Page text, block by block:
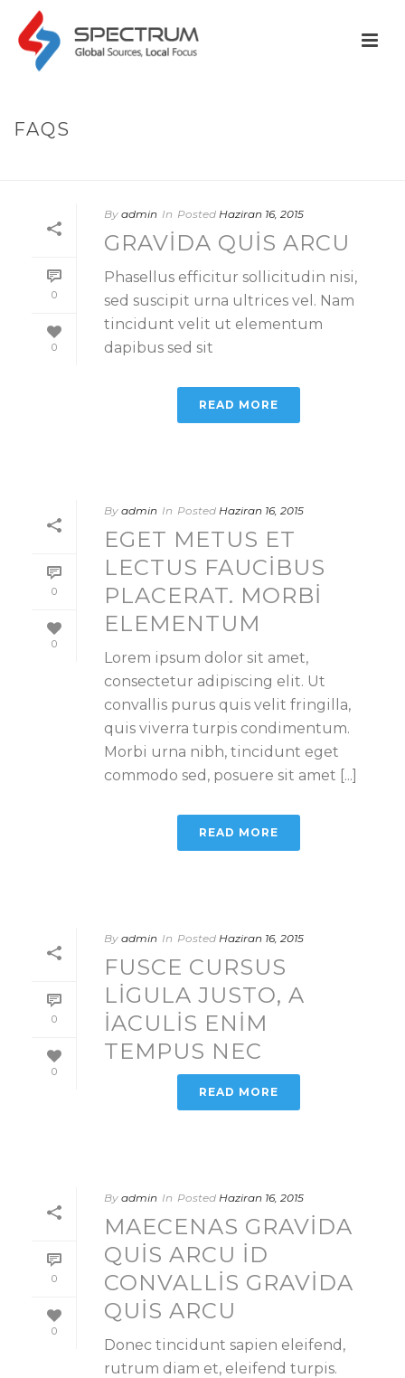
FAQS
0
0
By admin In Posted Haziran 16, 2015
GRAVIDA QUIS ARCU
Phasellus efficitur sollicitudin nisi,
sed suscipit urna ultrices vel. Nam
tincidunt velit ut elementum
dapibus sed sit
READ MORE
0
0
By admin In Posted Haziran 16, 2015
EGET METUS ET
LECTUS FAUCIBUS
PLACERAT. MORBI
ELEMENTUM
Lorem ipsum dolor sit amet,
consectetur adipiscing elit. Ut
convallis purus quis velit fringilla,
quis viverra turpis condimentum.
Morbi urna nibh, tincidunt eget
commodo sed, posuere sit amet [...]
READ MORE
0
0
By admin In Posted Haziran 16, 2015
FUSCE CURSUS
LIGULA JUSTO, A
IACULIS ENIM
TEMPUS NEC
READ MORE
0
0
By admin In Posted Haziran 16, 2015
MAECENAS GRAVIDA
QUIS ARCU ID
CONVALLIS GRAVIDA
QUIS ARCU
Donec tincidunt sapien eleifend,
rutrum diam et, eleifend turpis.